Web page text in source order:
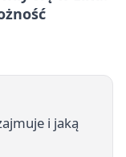
i jaką